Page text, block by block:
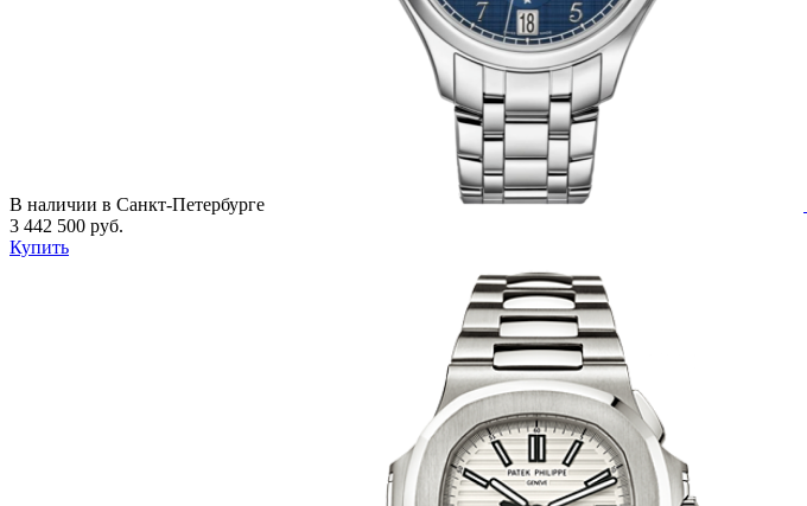
В наличии в Санкт-Петербурге
3 442 500 руб.
Купить